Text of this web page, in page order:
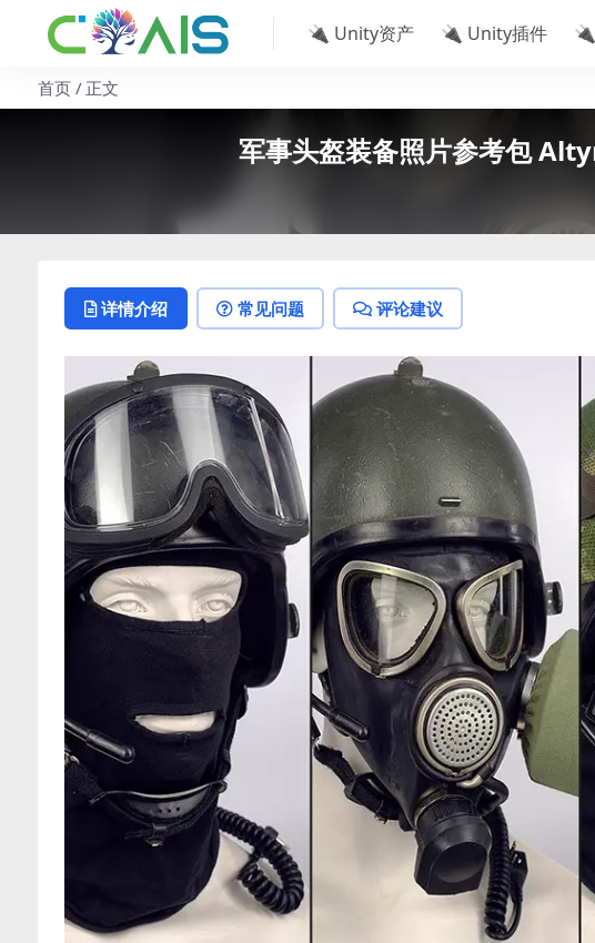
🔌 Unity资产 🔌 Unity插件
首页 正文
军事头盔装备照片参考包
详情介绍 常见问题 评论建议